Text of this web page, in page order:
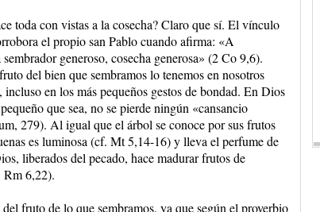
toda con vistas a la cosecha? Claro que sí. El vínculo
el propio san Pablo cuando afirma: «A
generoso, cosecha generosa» (2 Co 9,6).
del bien que sembramos lo tenemos en nosotros
en los más pequeños gestos de bondad. En Dios
que sea, no se pierde ningún «cansancio
279). Al igual que el árbol se conoce por sus frutos
es luminosa (cf. Mt 5,14-16) y lleva el perfume de
liberados del pecado, hace madurar frutos de
Rm 6,22).
fruto de lo que sembramos, ya que según el proverbio